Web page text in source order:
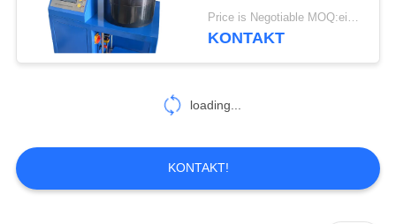
Kompressor-
119
für Mercedes Benz Audi
BMW Land Rover
Price is Negotiable MOQ:ein pc/pcs
KONTAKT
loading...
KONTAKT!